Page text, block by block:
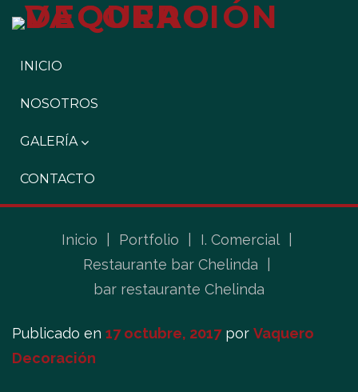
INICIO
NOSOTROS
GALERÍA
CONTACTO
Inicio Portfolio I. Comercial
Restaurante bar Chelinda
bar restaurante Chelinda
Publicado en 17 octubre, 2017por Vaquero
Decoración